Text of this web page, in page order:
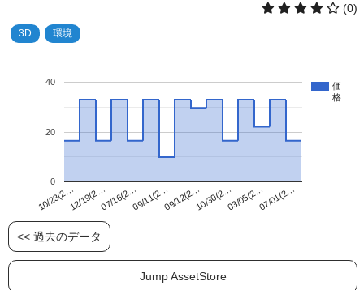
(0)
3D 環境
価
格
10/23(2…12/19(2…07/16(2…09/11(2…09/12(2…10/30(2…03/05(2…07/01(2…
0
20
40
<< 過去のデータ
Jump AssetStore